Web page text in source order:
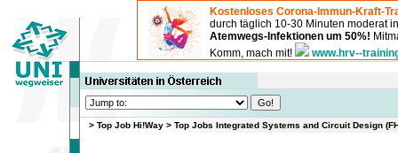
Kostenloses Corona-Immun-Kraft-
durch täglich 10-30 Minuten moderat
Atemwegs-Infektionen um 50%!
Komm, mach mit!
www.hrv--
> Top Job Hi!Way > Top Jobs Integrated Systems and Circuit Design